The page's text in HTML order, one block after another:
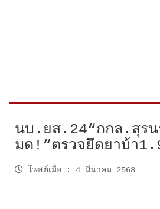
นบ.ยส.24“กกล.สุรน
มด!“ตรวจยึดยาบ้า
โพสต์เมื่อ : 4 มีนาคม 2568